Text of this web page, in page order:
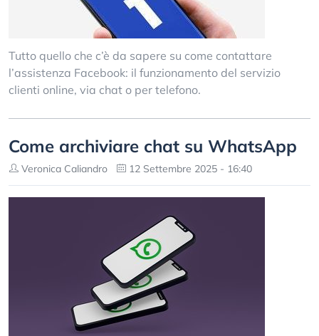
Tutto quello che c’è da sapere su come contattare
l’assistenza Facebook: il funzionamento del servizio
clienti online, via chat o per telefono.
Come archiviare chat su WhatsApp
Veronica Caliandro 12 Settembre 2025 - 16:40